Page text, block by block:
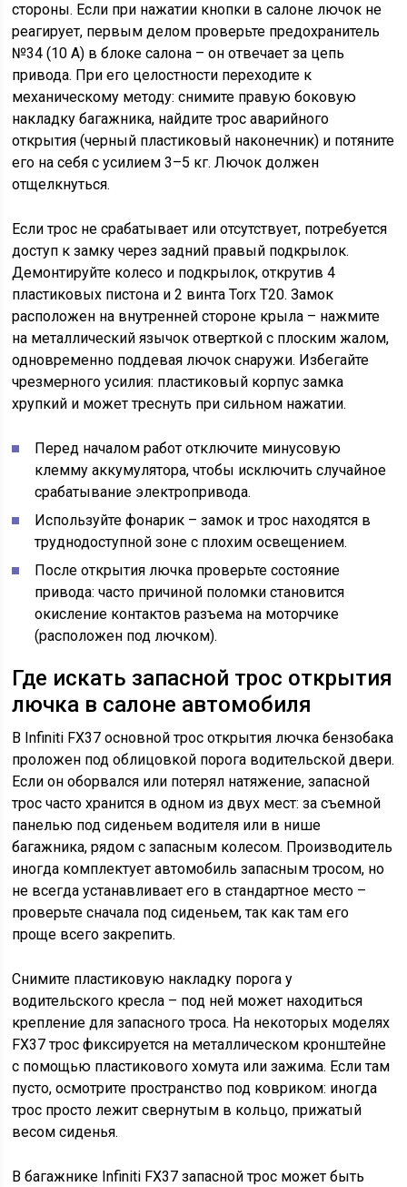
стороны. Если при нажатии кнопки в салоне лючок не
реагирует, первым делом проверьте предохранитель
№34 (10 А) в блоке салона – он отвечает за цепь
привода. При его целостности переходите к
механическому методу: снимите правую боковую
накладку багажника, найдите трос аварийного
открытия (черный пластиковый наконечник) и потяните
его на себя с усилием 3–5 кг. Лючок должен
отщелкнуться.
Если трос не срабатывает или отсутствует, потребуется
доступ к замку через задний правый подкрылок.
Демонтируйте колесо и подкрылок, открутив 4
пластиковых пистона и 2 винта Torx T20. Замок
расположен на внутренней стороне крыла – нажмите
на металлический язычок отверткой с плоским жалом,
одновременно поддевая лючок снаружи. Избегайте
чрезмерного усилия: пластиковый корпус замка
хрупкий и может треснуть при сильном нажатии.
Перед началом работ отключите минусовую
клемму аккумулятора, чтобы исключить случайное
срабатывание электропривода.
Используйте фонарик – замок и трос находятся в
труднодоступной зоне с плохим освещением.
После открытия лючка проверьте состояние
привода: часто причиной поломки становится
окисление контактов разъема на моторчике
(расположен под лючком).
Где искать запасной трос открытия
лючка в салоне автомобиля
В Infiniti FX37 основной трос открытия лючка бензобака
проложен под облицовкой порога водительской двери.
Если он оборвался или потерял натяжение, запасной
трос часто хранится в одном из двух мест: за съемной
панелью под сиденьем водителя или в нише
багажника, рядом с запасным колесом. Производитель
иногда комплектует автомобиль запасным тросом, но
не всегда устанавливает его в стандартное место –
проверьте сначала под сиденьем, так как там его
проще всего закрепить.
Снимите пластиковую накладку порога у
водительского кресла – под ней может находиться
крепление для запасного троса. На некоторых моделях
FX37 трос фиксируется на металлическом кронштейне
с помощью пластикового хомута или зажима. Если там
пусто, осмотрите пространство под ковриком: иногда
трос просто лежит свернутым в кольцо, прижатый
весом сиденья.
В багажнике Infiniti FX37 запасной трос может быть